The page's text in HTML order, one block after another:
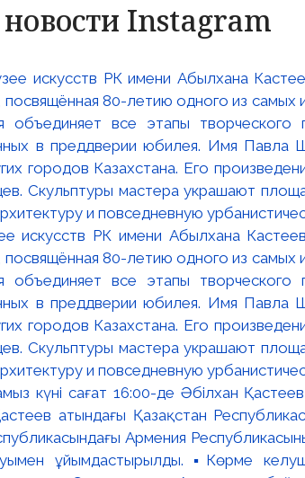
Instagram
искусств РК имени Абылхана
80-летию одного из самых
объединяет все этапы
в преддверии юбилея. Имя
городов Казахстана. Его
Скульптуры мастера украшают
и повседневную